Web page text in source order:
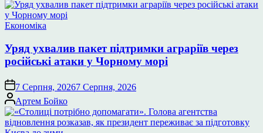
Опублікувати
Економіка
Уряд ухвалив пакет підтримки аграріїв через
російські атаки у Чорному морі
7 Серпня, 20267 Серпня, 2026
Опубліковано
Артем Бойко